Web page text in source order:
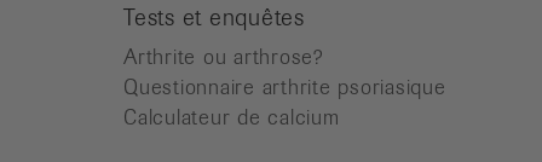
Tests et enquêtes
Arthrite ou arthrose?
Questionnaire arthrite psoriasique
Calculateur de calcium